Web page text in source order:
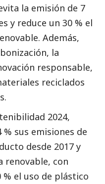
la emisión de 7
y reduce un 30 % el
Además,
la
responsable,
reciclados
2024,
sus emisiones de
desde 2017 y
renovable, con
el uso de plástico